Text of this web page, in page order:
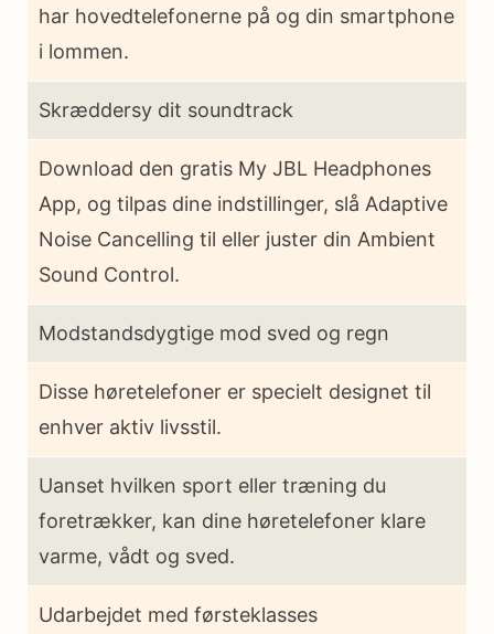
har hovedtelefonerne på og din smartphone
i lommen.
Skræddersy dit soundtrack
Download den gratis My JBL Headphones
App, og tilpas dine indstillinger, slå Adaptive
Noise Cancelling til eller juster din Ambient
Sound Control.
Modstandsdygtige mod sved og regn
Disse høretelefoner er specielt designet til
enhver aktiv livsstil.
Uanset hvilken sport eller træning du
foretrækker, kan dine høretelefoner klare
varme, vådt og sved.
Udarbejdet med førsteklasses